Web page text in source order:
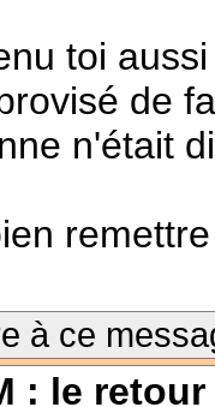
toi
de
n'était
à ce
: le retour